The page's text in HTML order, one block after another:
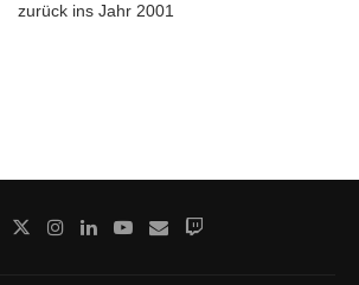
zurück ins Jahr 2001